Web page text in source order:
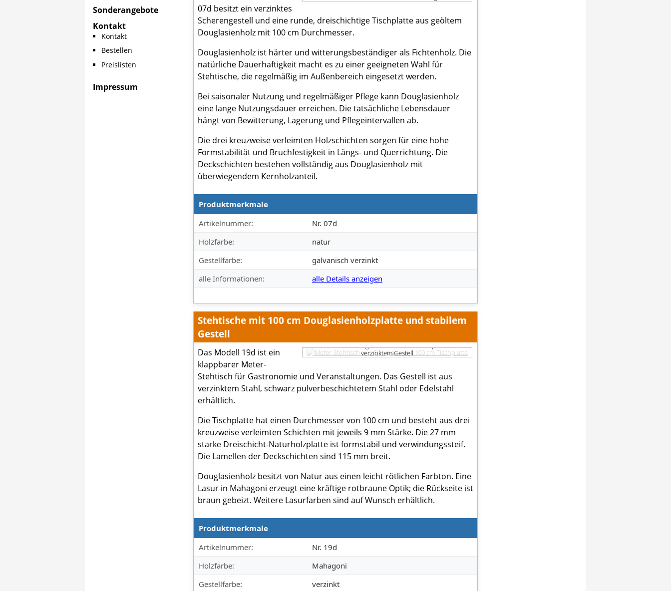
Sonderangebote
Kontakt
Kontakt
Bestellen
Preislisten
Impressum
07d besitzt ein verzinktes
Scherengestell und eine runde, dreischichtige Tischplatte aus geöltem
Douglasienholz mit 100 cm Durchmesser.
Douglasienholz ist härter und witterungsbeständiger als Fichtenholz. Die
natürliche Dauerhaftigkeit macht es zu einer geeigneten Wahl für
Stehtische, die regelmäßig im Außenbereich eingesetzt werden.
Bei saisonaler Nutzung und regelmäßiger Pflege kann Douglasienholz
eine lange Nutzungsdauer erreichen. Die tatsächliche Lebensdauer
hängt von Bewitterung, Lagerung und Pflegeintervallen ab.
Die drei kreuzweise verleimten Holzschichten sorgen für eine hohe
Formstabilität und Bruchfestigkeit in Längs- und Querrichtung. Die
Deckschichten bestehen vollständig aus Douglasienholz mit
überwiegendem Kernholzanteil.
Produktmerkmale
Produktmerkmale
Artikelnummer:
Nr. 07d
Holzfarbe:
natur
Gestellfarbe:
galvanisch verzinkt
alle Informationen:
alle Details anzeigen
Stehtische mit 100 cm Douglasienholzplatte und stabilem
Gestell
Stehtisch aus Douglasie mit 100-cm-Tischplatte und
verzinktem Gestell
Das Modell 19d ist ein
klappbarer Meter-
Stehtisch für Gastronomie und Veranstaltungen. Das Gestell ist aus
verzinktem Stahl, schwarz pulverbeschichtetem Stahl oder Edelstahl
erhältlich.
Die Tischplatte hat einen Durchmesser von 100 cm und besteht aus drei
kreuzweise verleimten Schichten mit jeweils 9 mm Stärke. Die 27 mm
starke Dreischicht-Naturholzplatte ist formstabil und verwindungssteif.
Die Lamellen der Deckschichten sind 115 mm breit.
Douglasienholz besitzt von Natur aus einen leicht rötlichen Farbton. Eine
Lasur in Mahagoni erzeugt eine kräftige rotbraune Optik; die Rückseite ist
braun gebeizt. Weitere Lasurfarben sind auf Wunsch erhältlich.
Produktmerkmale
Produktmerkmale
Artikelnummer:
Nr. 19d
Holzfarbe:
Mahagoni
Gestellfarbe:
verzinkt